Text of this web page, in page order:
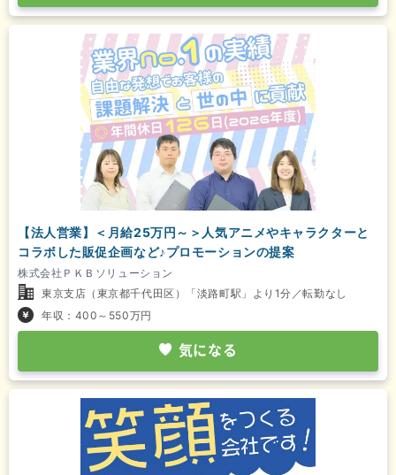
【法人営業】＜月給25万円～＞人気アニメやキャラクターと
コラボした販促企画など♪プロモーションの提案
株式会社ＰＫＢソリューション
東京支店（東京都千代田区）「淡路町駅」より1分／転勤なし
年収：400～550万円
気になる